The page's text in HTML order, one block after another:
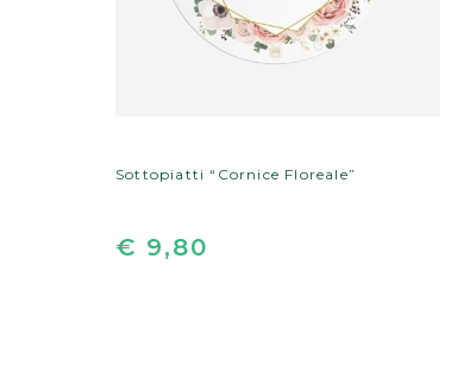
Avvertenze:
• non lavare in lavastoviglie;
Sottopiatti “Cornice Floreale”
€ 9,80